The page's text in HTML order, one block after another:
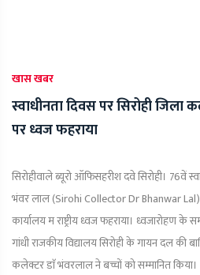
खास खबर
स्वाधीनता दिवस पर सिरोही जिला
पर ध्वज फहराया
सिरोहीवाले ब्यूरो ऑफिसहरीश दवे सिरोही। 76वें
भंवर लाल (Sirohi Collector Dr Bhanwar
कार्यालय म­ राष्ट्रीय ध्वज फहराया। ध्वजारोहण के
गांधी राजकीय विद्यालय सिरोही के गायन दल की
कलेक्टर डाॅ भंवरलाल ने बच्चों को सम्मानित किया।